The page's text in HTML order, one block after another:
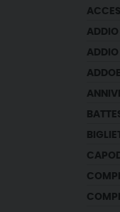
ADDIO
ADDIO